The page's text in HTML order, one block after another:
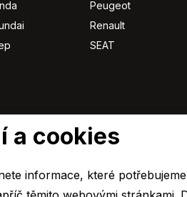
Peugeot
Renault
SEAT
a cookies
informace, které potřebujeme